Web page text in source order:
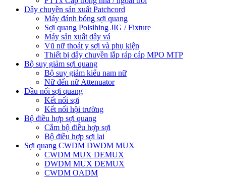
Dây chuyền sản xuất Patchcord
Máy đánh bóng sợi quang
Sợi quang Polsihing JIG / Fixture
Máy sản xuất dây vá
Vũ nữ thoát y sợi và phụ kiện
Thiết bị dây chuyền lắp ráp cáp MPO MTP
Bộ suy giảm sợi quang
Bộ suy giảm kiểu nam nữ
Nữ đến nữ Attenuator
Đầu nối sợi quang
Kết nối sợi
Kết nối hội trường
Bộ điều hợp sợi quang
Cắm bộ điều hợp sợi
Bộ điều hợp sợi lai
Sợi quang CWDM DWDM MUX
CWDM MUX DEMUX
DWDM MUX DEMUX
CWDM OADM